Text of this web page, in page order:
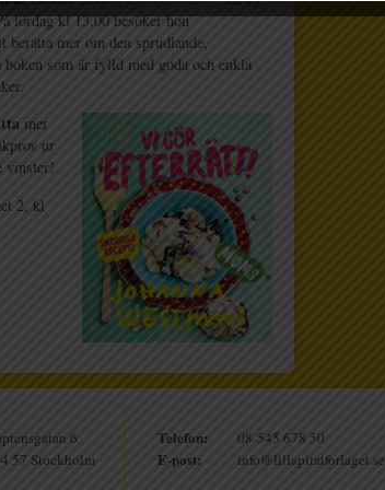
lördag kl 13.00 besöker hon
berätta mer om den sprudlande,
som är fylld med goda och enkla
mer
ur
vinster!
2, kl
6
57 Stockholm
Telefon: 08-545 678 50
E-post: info@lillapiratforlaget.se